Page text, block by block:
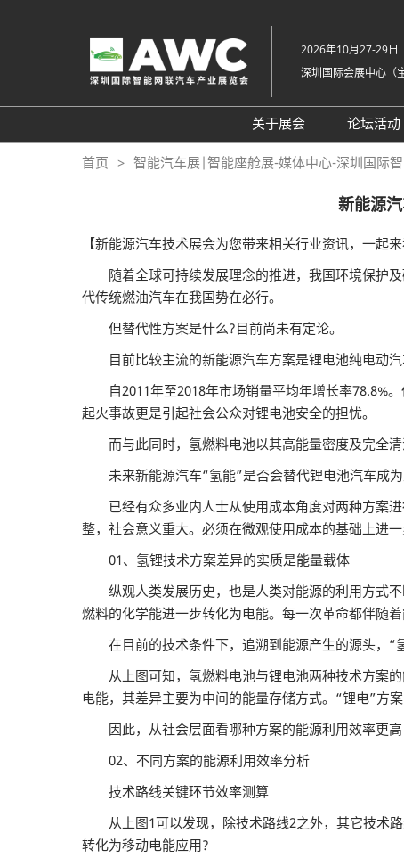
跳
转
容
2026年10月27-29日
深圳国际会展中心（
关于展会
组织架构
展馆平面图
交通住宿
论坛活动
首页 智能汽车展|智能座舱展-媒体中心-深圳国际
新能源
【新能源汽车技术展会为您带来相关行业资讯，一起来
随着全球可持续发展理念的推进，我国环境保护及
代传统燃油汽车在我国势在必行。
但替代性方案是什么?目前尚未有定论。
目前比较主流的新能源汽车方案是锂电池纯电动汽
自2011年至2018年市场销量平均年增长率78.8%。
起火事故更是引起社会公众对锂电池安全的担忧。
而与此同时，氢燃料电池以其高能量密度及完全清
未来新能源汽车“氢能”是否会替代锂电池汽车成为
已经有众多业内人士从使用成本角度对两种方案进
整，社会意义重大。必须在微观使用成本的基础上进
01、氢锂技术方案差异的实质是能量载体
纵观人类发展历史，也是人类对能源的利用方式不
燃料的化学能进一步转化为电能。每一次革命都伴随
在目前的技术条件下，追溯到能源产生的源头，“
从上图可知，氢燃料电池与锂电池两种技术方案的
电能，其差异主要为中间的能量存储方式。“锂电”方
因此，从社会层面看哪种方案的能源利用效率更高
02、不同方案的能源利用效率分析
技术路线关键环节效率测算
从上图1可以发现，除技术路线2之外，其它技术路
转化为移动电能应用?